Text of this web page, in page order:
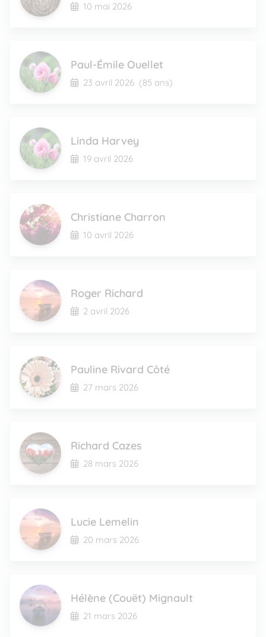
10 mai 2026
Paul-Émile Ouellet
23 avril 2026 (85 ans)
Linda Harvey
19 avril 2026
Christiane Charron
10 avril 2026
Roger Richard
2 avril 2026
Pauline Rivard Côté
27 mars 2026
Richard Cazes
28 mars 2026
Lucie Lemelin
20 mars 2026
Hélène (Couët) Mignault
21 mars 2026